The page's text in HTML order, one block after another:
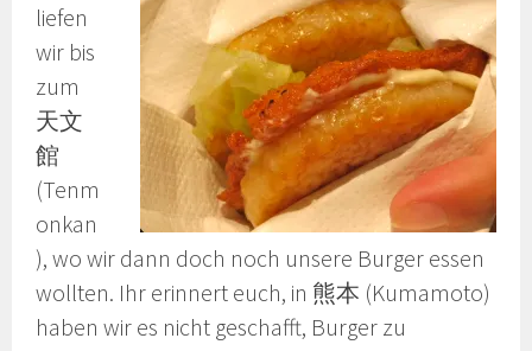
liefen
wir bis
zum
天文
館
(Tenm
onkan
), wo wir dann doch noch unsere Burger essen
wollten. Ihr erinnert euch, in 熊本 (Kumamoto)
haben wir es nicht geschafft, Burger zu